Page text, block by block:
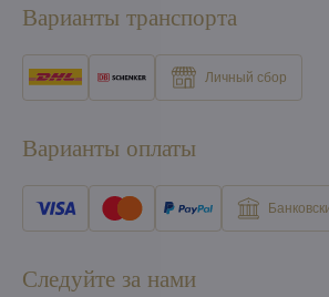
Варианты транспорта
Личный сбор
Варианты оплаты
Следуйте за нами